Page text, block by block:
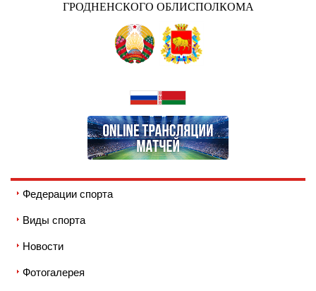
ГРОДНЕНСКОГО ОБЛИСПОЛКОМА
Федерации спорта
Виды спорта
Новости
Фотогалерея